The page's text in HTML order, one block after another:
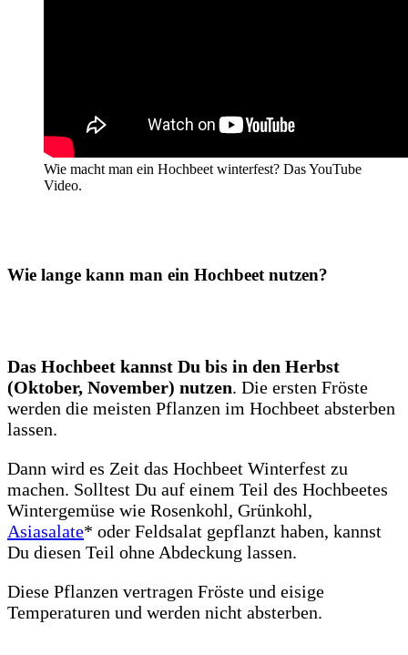
Wie macht man ein Hochbeet winterfest? Das YouTube
Video.
Wie lange kann man ein Hochbeet nutzen?
Das Hochbeet kannst Du bis in den Herbst
(Oktober, November) nutzen. Die ersten Fröste
werden die meisten Pflanzen im Hochbeet absterben
lassen.
Dann wird es Zeit das Hochbeet Winterfest zu
machen. Solltest Du auf einem Teil des Hochbeetes
Wintergemüse wie Rosenkohl, Grünkohl,
Asiasalate* oder Feldsalat gepflanzt haben, kannst
Du diesen Teil ohne Abdeckung lassen.
Diese Pflanzen vertragen Fröste und eisige
Temperaturen und werden nicht absterben.